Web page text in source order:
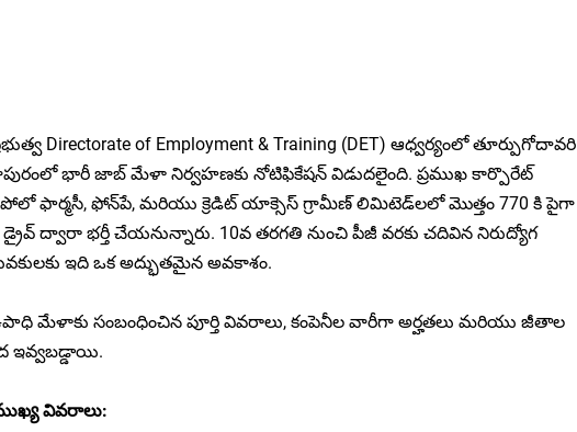
Directorate of Employment & Training (DET) ఆధ్వర్యంలో తూర్పుగోదావరి
భారీ జాబ్ మేళా నిర్వహణకు నోటిఫికేషన్ విడుదలైంది. ప్రముఖ కార్పొరేట్
ఫార్మసీ, ఫోన్‌పే, మరియు క్రెడిట్ యాక్సెస్ గ్రామీణ్ లిమిటెడ్‌లలో మొత్తం 770 కి పైగా
ద్వారా భర్తీ చేయనున్నారు. 10వ తరగతి నుంచి పీజీ వరకు చదివిన నిరుద్యోగ
ఇది ఒక అద్భుతమైన అవకాశం.
మేళాకు సంబంధించిన పూర్తి వివరాలు, కంపెనీల వారీగా అర్హతలు మరియు జీతాల
ఇవ్వబడ్డాయి.
వివరాలు: